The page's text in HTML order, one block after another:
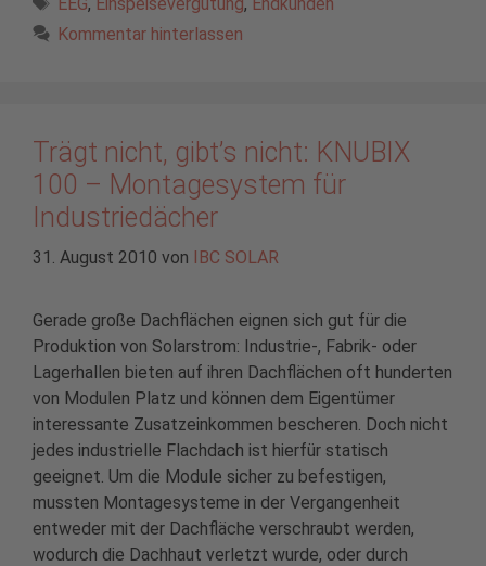
Kommentar hinterlassen
Trägt nicht, gibt’s nicht: KNUBIX
100 – Montagesystem für
Industriedächer
31. August 2010 von IBC SOLAR
Gerade große Dachflächen eignen sich gut für die
Produktion von Solarstrom: Industrie-, Fabrik- oder
Lagerhallen bieten auf ihren Dachflächen oft hunderten
von Modulen Platz und können dem Eigentümer
interessante Zusatzeinkommen bescheren. Doch nicht
jedes industrielle Flachdach ist hierfür statisch
geeignet. Um die Module sicher zu befestigen,
mussten Montagesysteme in der Vergangenheit
entweder mit der Dachfläche verschraubt werden,
wodurch die Dachhaut verletzt wurde, oder durch